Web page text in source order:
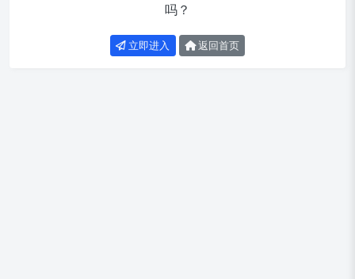
吗？
立即进入 返回首页